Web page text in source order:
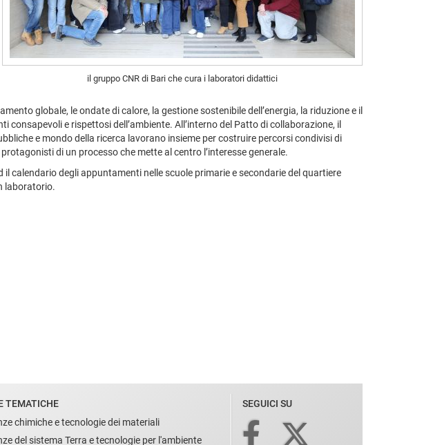
il gruppo CNR di Bari che cura i laboratori didattici
globale, le ondate di calore, la gestione sostenibile dell’energia, la riduzione e il
e rispettosi dell’ambiente. All’interno del Patto di collaborazione, il
e mondo della ricerca lavorano insieme per costruire percorsi condivisi di
di un processo che mette al centro l’interesse generale.
calendario degli appuntamenti nelle scuole primarie e secondarie del quartiere
laboratorio.
TEMATICHE
chimiche e tecnologie dei materiali
del sistema Terra e tecnologie per l'ambiente
SEGUICI SU